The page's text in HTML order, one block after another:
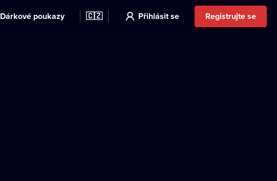
Dárkové poukazy 🇨🇿 Přihlásit se Registrujte se